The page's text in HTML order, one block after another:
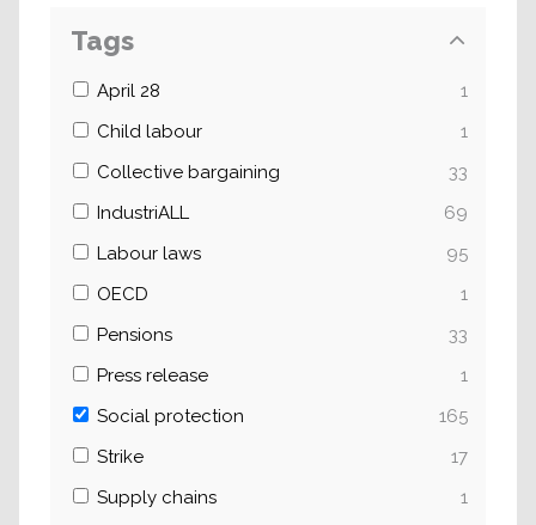
Tags
April 28
1
Child labour
1
Collective bargaining
33
IndustriALL
69
Labour laws
95
OECD
1
Pensions
33
Press release
1
Social protection
165
Strike
17
Supply chains
1